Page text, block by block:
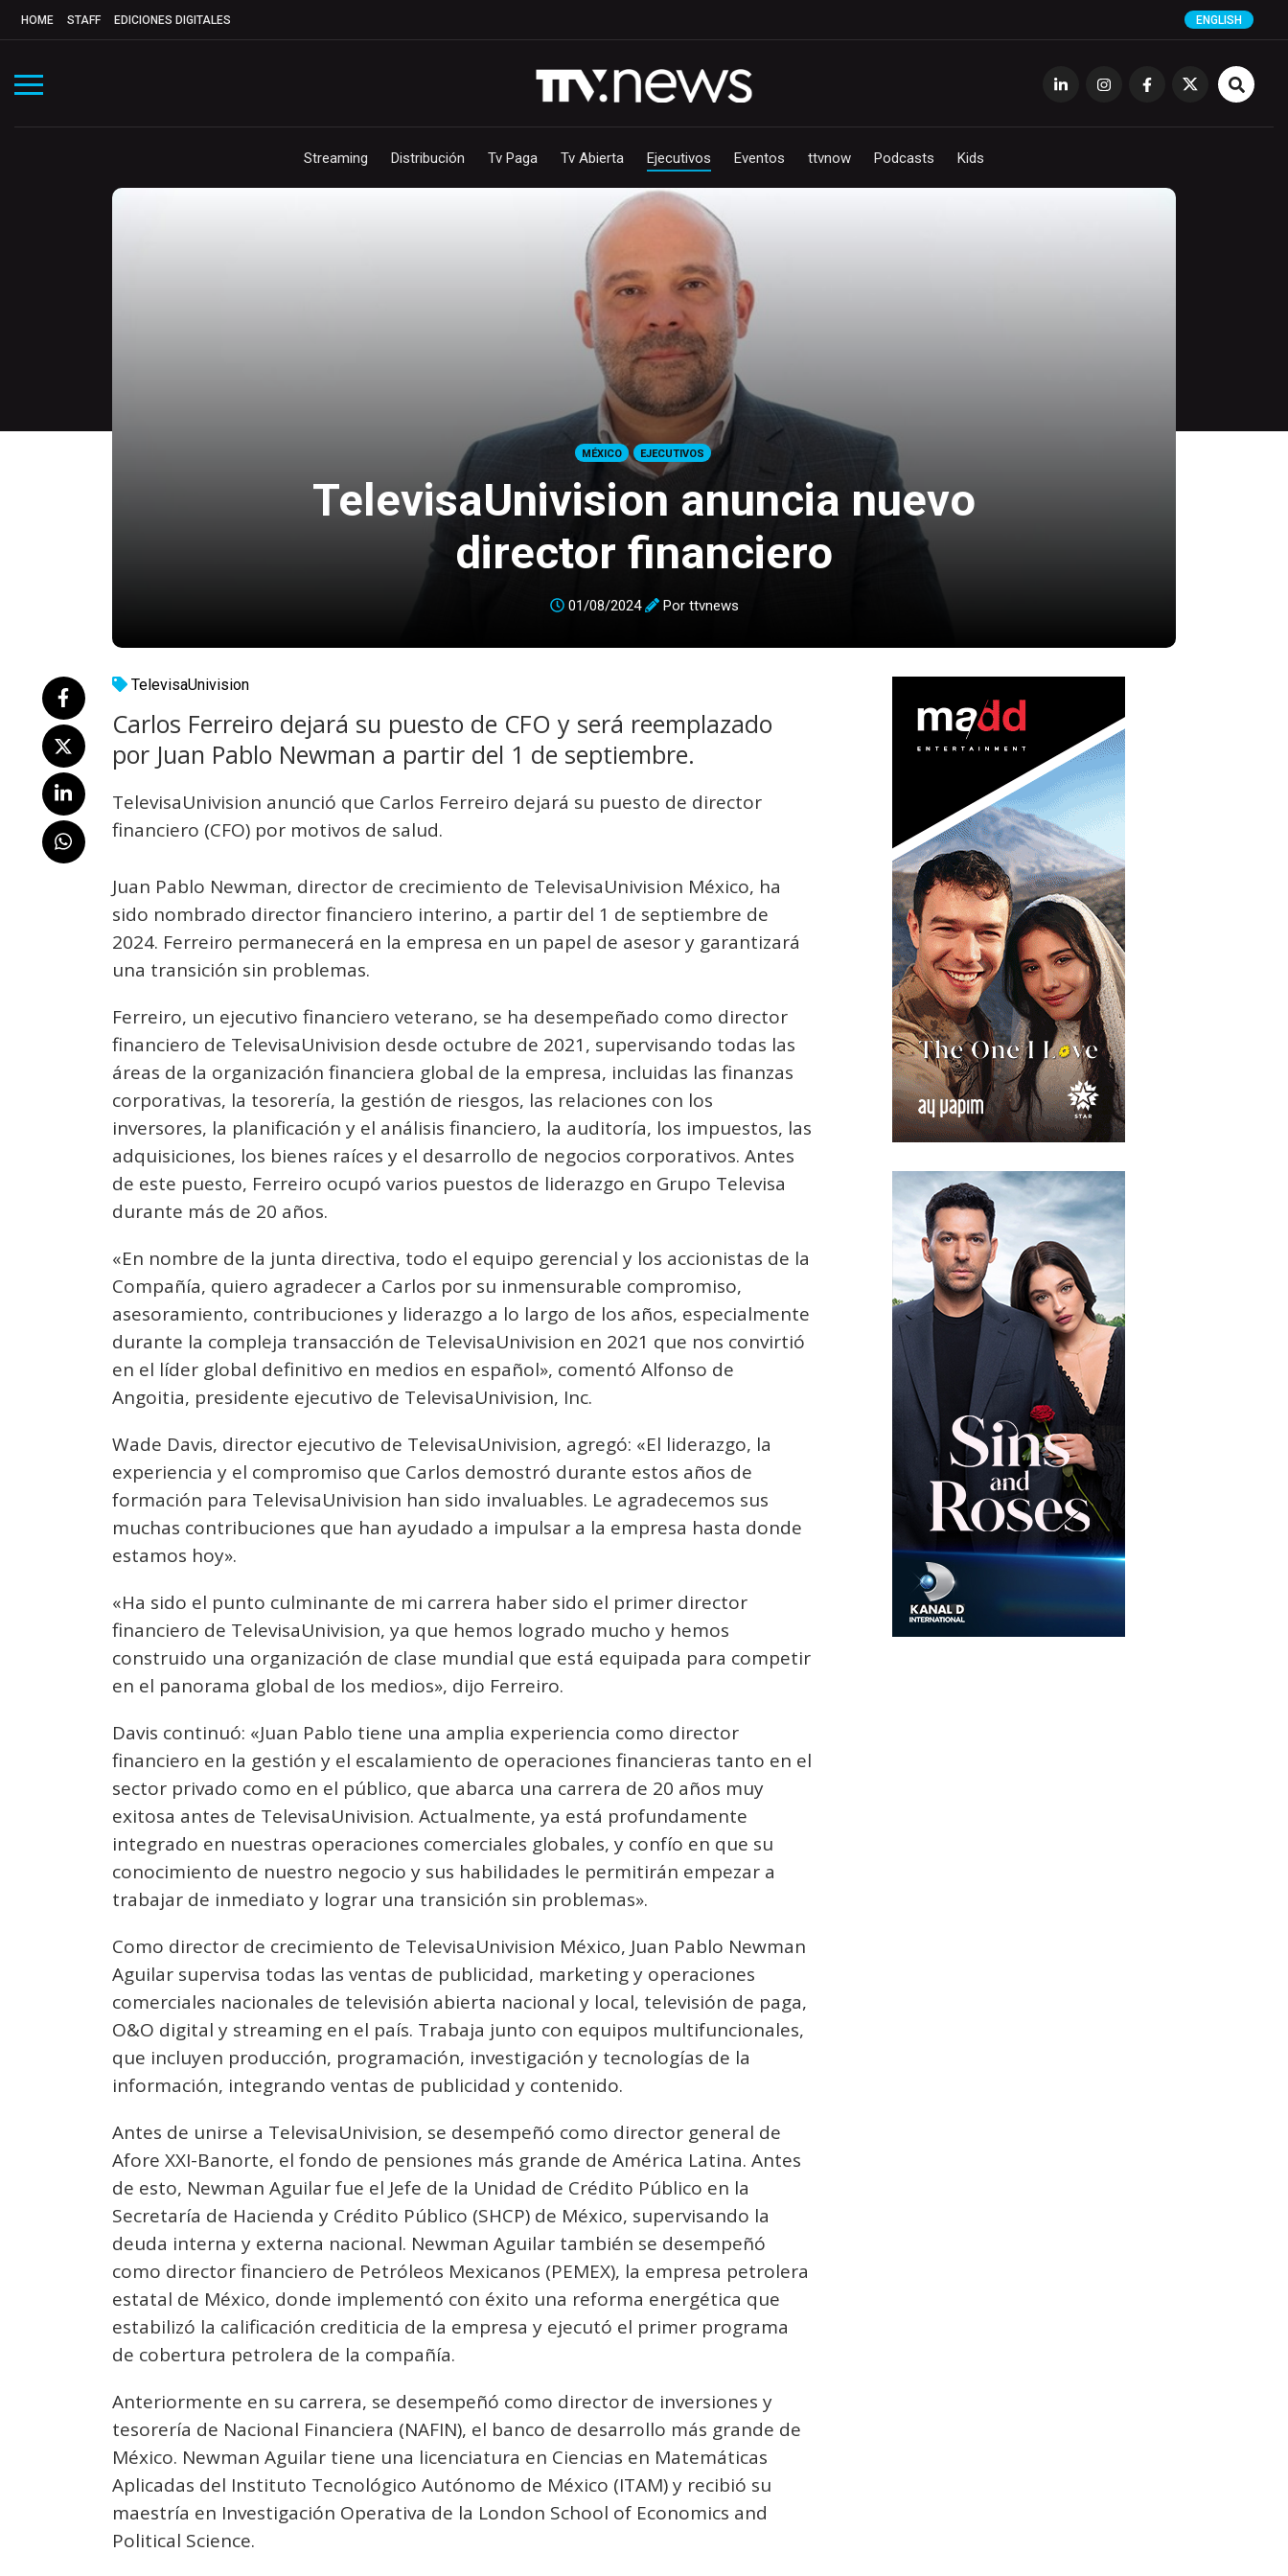
HOME STAFF EDICIONES DIGITALES ENGLISH
Streaming Distribución Tv Paga Tv Abierta Ejecutivos Eventos ttvnow Podcasts Kids
MÉXICO EJECUTIVOS
TelevisaUnivision anuncia nuevo
director financiero
01/08/2024 Por ttvnews
TelevisaUnivision
Carlos Ferreiro dejará su puesto de CFO y será reemplazado
por Juan Pablo Newman a partir del 1 de septiembre.
TelevisaUnivision anunció que Carlos Ferreiro dejará su puesto de director
financiero (CFO) por motivos de salud.
Juan Pablo Newman, director de crecimiento de TelevisaUnivision México, ha
sido nombrado director financiero interino, a partir del 1 de septiembre de
2024. Ferreiro permanecerá en la empresa en un papel de asesor y garantizará
una transición sin problemas.
Ferreiro, un ejecutivo financiero veterano, se ha desempeñado como director
financiero de TelevisaUnivision desde octubre de 2021, supervisando todas las
áreas de la organización financiera global de la empresa, incluidas las finanzas
corporativas, la tesorería, la gestión de riesgos, las relaciones con los
inversores, la planificación y el análisis financiero, la auditoría, los impuestos, las
adquisiciones, los bienes raíces y el desarrollo de negocios corporativos. Antes
de este puesto, Ferreiro ocupó varios puestos de liderazgo en Grupo Televisa
durante más de 20 años.
«En nombre de la junta directiva, todo el equipo gerencial y los accionistas de la
Compañía, quiero agradecer a Carlos por su inmensurable compromiso,
asesoramiento, contribuciones y liderazgo a lo largo de los años, especialmente
durante la compleja transacción de TelevisaUnivision en 2021 que nos convirtió
en el líder global definitivo en medios en español», comentó Alfonso de
Angoitia, presidente ejecutivo de TelevisaUnivision, Inc.
Wade Davis, director ejecutivo de TelevisaUnivision, agregó: «El liderazgo, la
experiencia y el compromiso que Carlos demostró durante estos años de
formación para TelevisaUnivision han sido invaluables. Le agradecemos sus
muchas contribuciones que han ayudado a impulsar a la empresa hasta donde
estamos hoy».
«Ha sido el punto culminante de mi carrera haber sido el primer director
financiero de TelevisaUnivision, ya que hemos logrado mucho y hemos
construido una organización de clase mundial que está equipada para competir
en el panorama global de los medios», dijo Ferreiro.
Davis continuó: «Juan Pablo tiene una amplia experiencia como director
financiero en la gestión y el escalamiento de operaciones financieras tanto en el
sector privado como en el público, que abarca una carrera de 20 años muy
exitosa antes de TelevisaUnivision. Actualmente, ya está profundamente
integrado en nuestras operaciones comerciales globales, y confío en que su
conocimiento de nuestro negocio y sus habilidades le permitirán empezar a
trabajar de inmediato y lograr una transición sin problemas».
Como director de crecimiento de TelevisaUnivision México, Juan Pablo Newman
Aguilar supervisa todas las ventas de publicidad, marketing y operaciones
comerciales nacionales de televisión abierta nacional y local, televisión de paga,
O&O digital y streaming en el país. Trabaja junto con equipos multifuncionales,
que incluyen producción, programación, investigación y tecnologías de la
información, integrando ventas de publicidad y contenido.
Antes de unirse a TelevisaUnivision, se desempeñó como director general de
Afore XXI-Banorte, el fondo de pensiones más grande de América Latina. Antes
de esto, Newman Aguilar fue el Jefe de la Unidad de Crédito Público en la
Secretaría de Hacienda y Crédito Público (SHCP) de México, supervisando la
deuda interna y externa nacional. Newman Aguilar también se desempeñó
como director financiero de Petróleos Mexicanos (PEMEX), la empresa petrolera
estatal de México, donde implementó con éxito una reforma energética que
estabilizó la calificación crediticia de la empresa y ejecutó el primer programa
de cobertura petrolera de la compañía.
Anteriormente en su carrera, se desempeñó como director de inversiones y
tesorería de Nacional Financiera (NAFIN), el banco de desarrollo más grande de
México. Newman Aguilar tiene una licenciatura en Ciencias en Matemáticas
Aplicadas del Instituto Tecnológico Autónomo de México (ITAM) y recibió su
maestría en Investigación Operativa de la London School of Economics and
Political Science.